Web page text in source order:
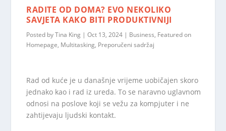
RADITE OD DOMA? EVO NEKOLIKO
SAVJETA KAKO BITI PRODUKTIVNIJI
Posted byTina King |Oct 13, 2024 | Business, Featured on
Homepage, Multitasking, Preporučeni sadržaj
Rad od kuće je u današnje vrijeme uobičajen skoro
jednako kao i rad iz ureda. To se naravno uglavnom
odnosi na poslove koji se vežu za kompjuter i ne
zahtijevaju ljudski kontakt.